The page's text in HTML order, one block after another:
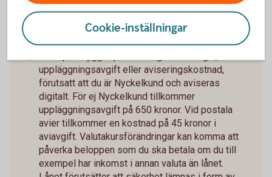
inklusive amortering är 1 672 kronor, totalt
belopp att betala om räntan är oförändrad under
lånets löptid är 1 974 121 kronor. Antalet
avbetalningar är 600 stycken.
uppläggningsavgift eller aviseringskostnad,
förutsatt att du är Nyckelkund och aviseras
digitalt. För ej Nyckelkund tillkommer
uppläggningsavgift på 650 kronor. Vid postala
avier tillkommer en kostnad på 45 kronor i
aviavgift. Valutakursförändringar kan komma att
påverka beloppen som du ska betala om du till
exempel har inkomst i annan valuta än lånet.
Cookie-inställningar